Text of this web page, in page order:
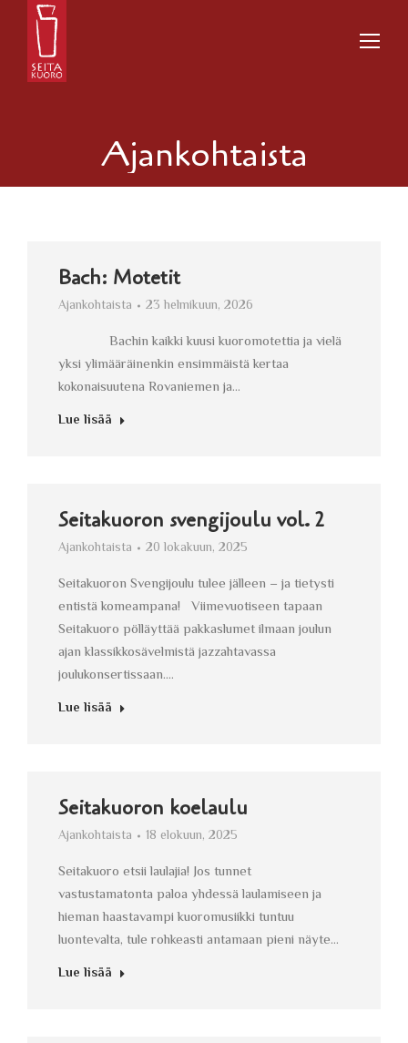
Ajankohtaista
Bach: Motetit
Ajankohtaista 23 helmikuun, 2026
Bachin kaikki kuusi kuoromotettia ja vielä
yksi ylimääräinenkin ensimmäistä kertaa
kokonaisuutena Rovaniemen ja…
Lue lisää
Seitakuoron svengijoulu vol. 2
Ajankohtaista 20 lokakuun, 2025
Seitakuoron Svengijoulu tulee jälleen – ja tietysti
entistä komeampana! Viimevuotiseen tapaan
Seitakuoro pölläyttää pakkaslumet ilmaan joulun
ajan klassikkosävelmistä jazzahtavassa
joulukonsertissaan.…
Lue lisää
Seitakuoron koelaulu
Ajankohtaista 18 elokuun, 2025
Seitakuoro etsii laulajia! Jos tunnet
vastustamatonta paloa yhdessä laulamiseen ja
hieman haastavampi kuoromusiikki tuntuu
luontevalta, tule rohkeasti antamaan pieni näyte…
Lue lisää